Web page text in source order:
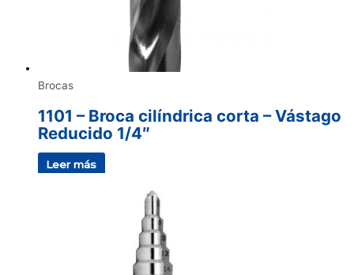
Brocas
1101 – Broca cilíndrica corta – Vástago
Reducido 1/4″
Leer más